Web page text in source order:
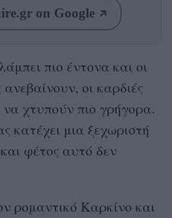
on Google
πιο έντονα και οι
οι καρδιές
να χτυπούν πιο γρήγορα.
κατέχει μια ξεχωριστή
φέτος αυτό δεν
ρομαντικό Καρκίνο και